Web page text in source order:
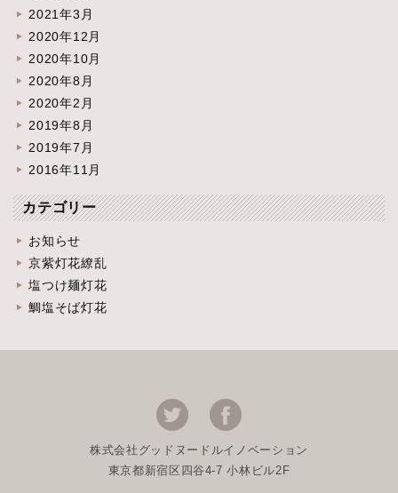
2021年3月
2020年12月
2020年10月
2020年8月
2020年2月
2019年8月
2019年7月
2016年11月
カテゴリー
お知らせ
京紫灯花繚乱
塩つけ麺灯花
鯛塩そば灯花
株式会社グッドヌードルイノベーション
東京都新宿区四谷4-7 小林ビル2F